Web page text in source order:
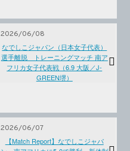
2026/06/08
なでしこジャパン（日本女子代表）
選手離脱 トレーニングマッチ 南ア
フリカ女子代表戦（6.9 大阪／J-
GREEN堺）
2026/06/07
【Match Report】なでしこジャパ